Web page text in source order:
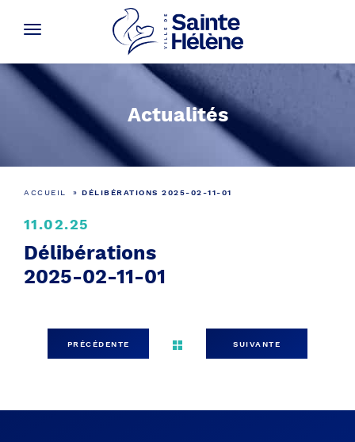
Actualités
ACCUEIL » DÉLIBÉRATIONS 2025-02-11-01
11.02.25
Délibérations
2025-02-11-01
PRÉCÉDENTE SUIVANTE